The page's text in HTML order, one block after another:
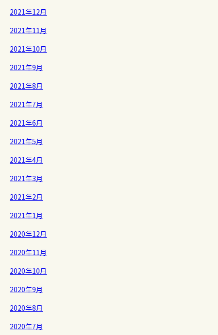
2021年12月
2021年11月
2021年10月
2021年9月
2021年8月
2021年7月
2021年6月
2021年5月
2021年4月
2021年3月
2021年2月
2021年1月
2020年12月
2020年11月
2020年10月
2020年9月
2020年8月
2020年7月